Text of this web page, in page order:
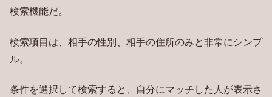
検索機能だ。
検索項目は、相手の性別、相手の住所のみと非常にシンプ
ル。
条件を選択して検索すると、自分にマッチした人が表示さ